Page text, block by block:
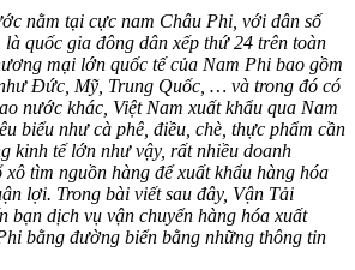
nằm tại cực nam Châu Phi, với dân số
quốc gia đông dân xếp thứ 24 trên toàn
mại lớn quốc tế của Nam Phi bao gồm
Đức, Mỹ, Trung Quốc, … và trong đó có
nước khác, Việt Nam xuất khẩu qua Nam
biểu như cà phê, điều, chè, thực phẩm cần
kinh tế lớn như vậy, rất nhiều doanh
tìm nguồn hàng để xuất khẩu hàng hóa
lợi. Trong bài viết sau đây, Vận Tải
bạn dịch vụ vận chuyển hàng hóa xuất
bằng đường biển bằng những thông tin